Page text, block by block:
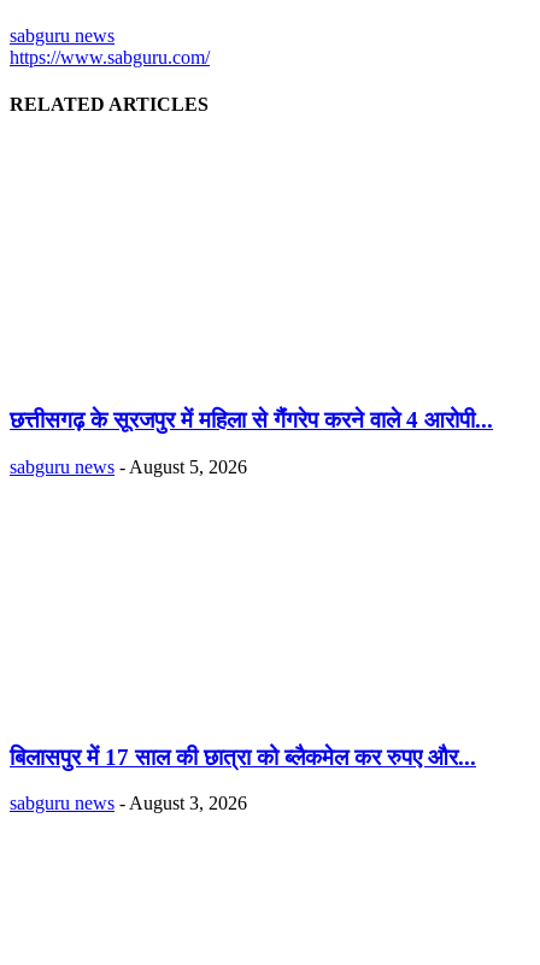
sabguru news
https://www.sabguru.com/
RELATED ARTICLES
छत्तीसगढ़ के सूरजपुर में महिला से गैंंगरेप करने वाले 4 आरोपी...
sabguru news - August 5, 2026
बिलासपुर में 17 साल की छात्रा को ब्लैकमेल कर रुपए और...
sabguru news - August 3, 2026